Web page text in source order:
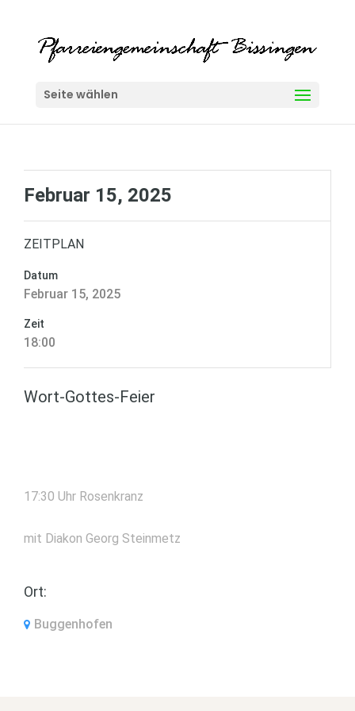
Seite wählen
Februar 15, 2025
ZEITPLAN
Datum
Februar 15, 2025
Zeit
18:00
Wort-Gottes-Feier
17:30 Uhr Rosenkranz
mit Diakon Georg Steinmetz
Ort:
Buggenhofen